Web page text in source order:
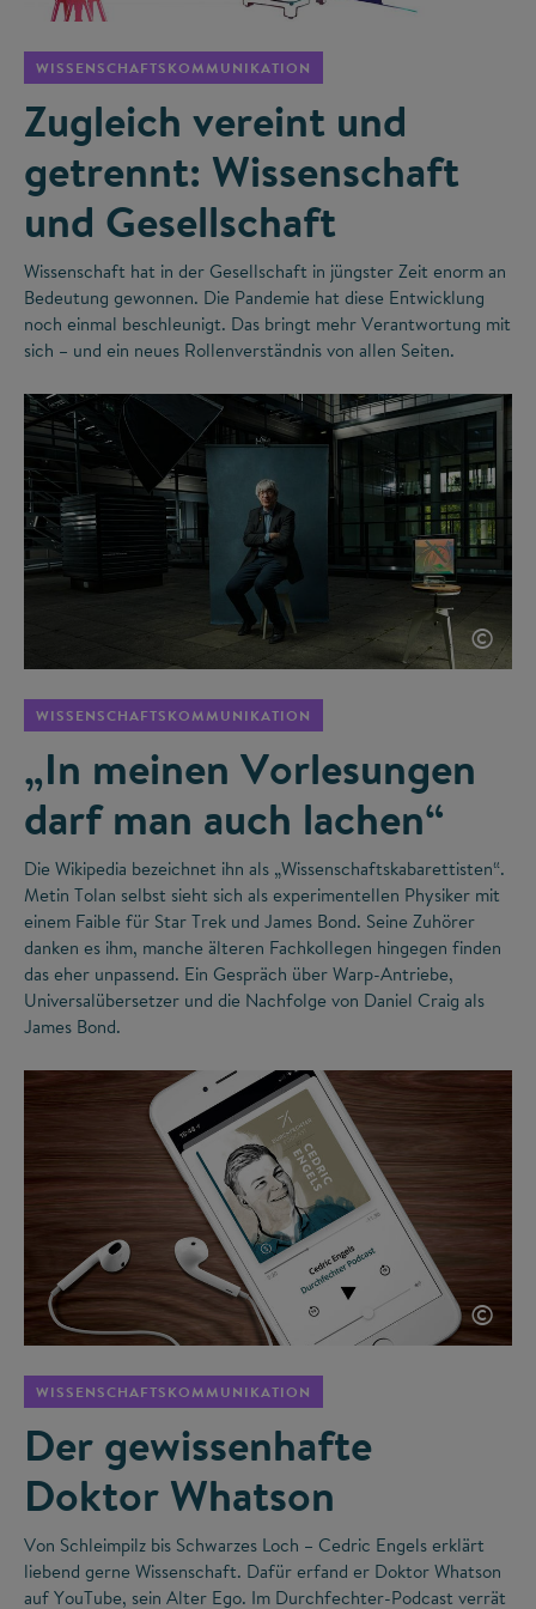
WISSENSCHAFTSKOMMUNIKATION
Zugleich vereint und
getrennt: Wissenschaft
und Gesellschaft
Wissenschaft hat in der Gesellschaft in jüngster Zeit enorm an
Bedeutung gewonnen. Die Pandemie hat diese Entwicklung
noch einmal beschleunigt. Das bringt mehr Verantwortung mit
sich – und ein neues Rollenverständnis von allen Seiten.
©
WISSENSCHAFTSKOMMUNIKATION
„In meinen Vorlesungen
darf man auch lachen“
Die Wikipedia bezeichnet ihn als „Wissenschaftskabarettisten“.
Metin Tolan selbst sieht sich als experimentellen Physiker mit
einem Faible für Star Trek und James Bond. Seine Zuhörer
danken es ihm, manche älteren Fachkollegen hingegen finden
das eher unpassend. Ein Gespräch über Warp-Antriebe,
Universalübersetzer und die Nachfolge von Daniel Craig als
James Bond.
©
WISSENSCHAFTSKOMMUNIKATION
Der gewissenhafte
Doktor Whatson
Von Schleimpilz bis Schwarzes Loch – Cedric Engels erklärt
liebend gerne Wissenschaft. Dafür erfand er Doktor Whatson
auf YouTube, sein Alter Ego. Im Durchfechter-Podcast verrät